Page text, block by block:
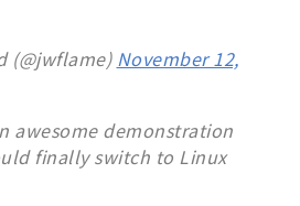
(@jwflame) November 12,
awesome demonstration
finally switch to Linux